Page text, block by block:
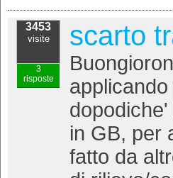
3453
visite
3
risposte
scarto
in GB, per
fatto da